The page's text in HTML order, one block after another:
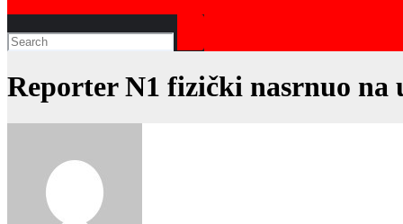
Reporter N1 fizički nasrnuo na